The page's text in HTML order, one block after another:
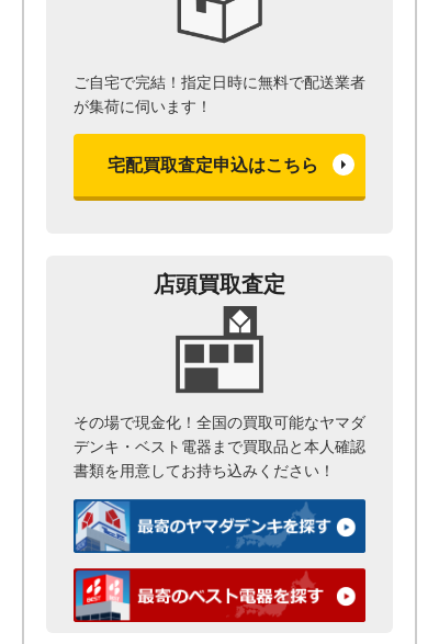
ご自宅で完結！指定日時に無料で配送業者
が集荷に伺います！
宅配買取査定申込はこちら
店頭買取査定
その場で現金化！全国の買取可能なヤマダ
デンキ・ベスト電器まで買取品と本人確認
書類を用意してお持ち込みください！